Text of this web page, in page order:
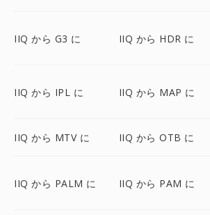
IIQ から G3 に IIQ から HDR に
IIQ から IPL に IIQ から MAP に
IIQ から MTV に IIQ から OTB に
IIQ から PALM に IIQ から PAM に